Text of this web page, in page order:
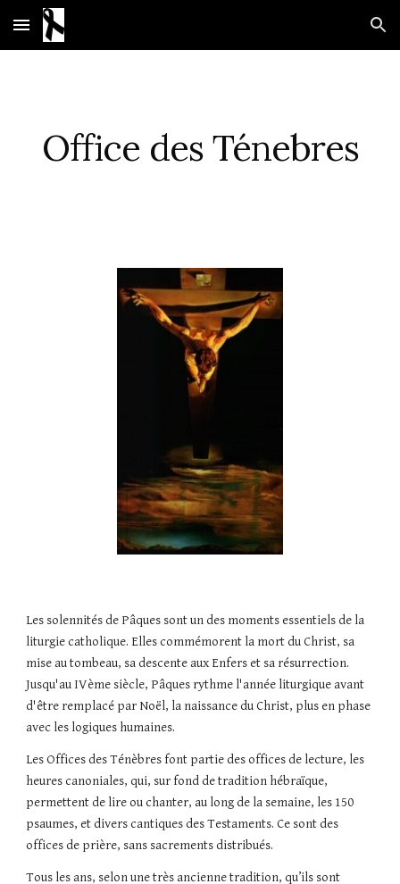
Skip to main content Skip to navigation
Office des Ténebres
Les solennités de Pâques sont un des moments essentiels de la
liturgie catholique. Elles commémorent la mort du Christ, sa
mise au tombeau, sa descente aux Enfers et sa résurrection.
Jusqu'au IVème siècle, Pâques rythme l'année liturgique avant
d'être remplacé par Noël, la naissance du Christ, plus en phase
avec les logiques humaines.
Les Offices des Ténèbres font partie des offices de lecture, les
heures canoniales, qui, sur fond de tradition hébraïque,
permettent de lire ou chanter, au long de la semaine, les 150
psaumes, et divers cantiques des Testaments. Ce sont des
offices de prière, sans sacrements distribués.
Tous les ans, selon une très ancienne tradition, qu’ils sont